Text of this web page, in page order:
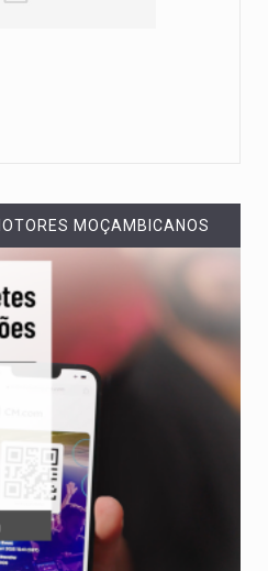
MOÇAMBICANOS